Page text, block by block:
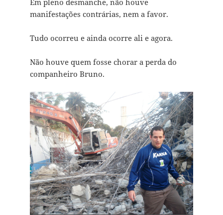
Em pleno desmanche, não houve
manifestações contrárias, nem a favor.
Tudo ocorreu e ainda ocorre ali e agora.
Não houve quem fosse chorar a perda do
companheiro Bruno.